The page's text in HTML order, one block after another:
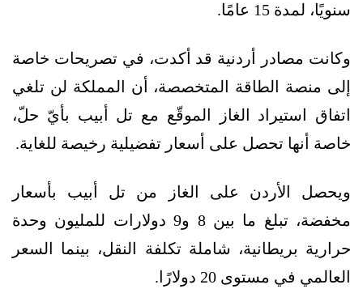
سنويًا، لمدة 15 عامًا.
وكانت مصادر أردنية قد أكدت، في تصريحات خاصة
إلى منصة الطاقة المتخصصة، أن المملكة لن تلغي
اتفاق استيراد الغاز الموقّع مع تل أبيب بأيّ حلّ،
خاصة أنها تحصل على أسعار تفضيلية رخيصة للغاية.
ويحصل الأردن على الغاز من تل أبيب بأسعار
مخفضة، تبلغ ما بين 8 و9 دولارات للمليون وحدة
حرارية بريطانية، شاملة تكلفة النقل، بينما السعر
العالمي في مستوى 20 دولارًا.